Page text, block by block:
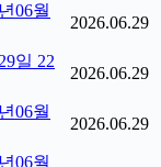
06월
2026.06.29
일 22
2026.06.29
06월
2026.06.29
06월